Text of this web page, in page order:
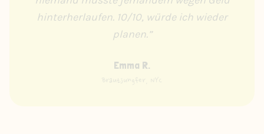
hinterherlaufen. 10/10, würde ich wieder
planen.”
Emma R.